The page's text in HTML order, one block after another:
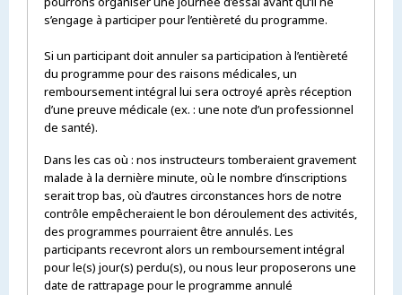
s’engage à participer pour l’entièreté du programme.
Si un participant doit annuler sa participation à l’entièreté
du programme pour des raisons médicales, un
remboursement intégral lui sera octroyé après réception
d’une preuve médicale (ex. : une note d’un professionnel
de santé).
Dans les cas où : nos instructeurs tomberaient gravement
malade à la dernière minute, où le nombre d’inscriptions
serait trop bas, où d’autres circonstances hors de notre
contrôle empêcheraient le bon déroulement des activités,
des programmes pourraient être annulés. Les
participants recevront alors un remboursement intégral
pour le(s) jour(s) perdu(s), ou nous leur proposerons une
date de rattrapage pour le programme annulé